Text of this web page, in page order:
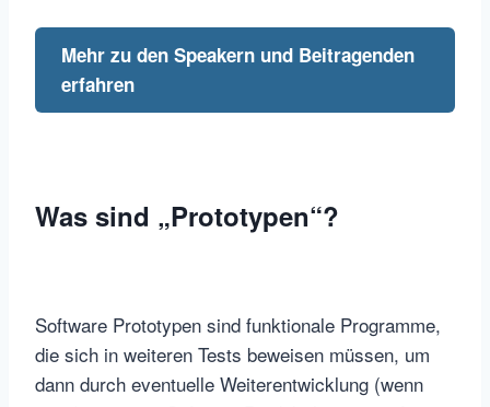
Mehr zu den Speakern und Beitragenden
erfahren
Was sind „Prototypen“?
Software Prototypen sind funktionale Programme,
die sich in weiteren Tests beweisen müssen, um
dann durch eventuelle Weiterentwicklung (wenn